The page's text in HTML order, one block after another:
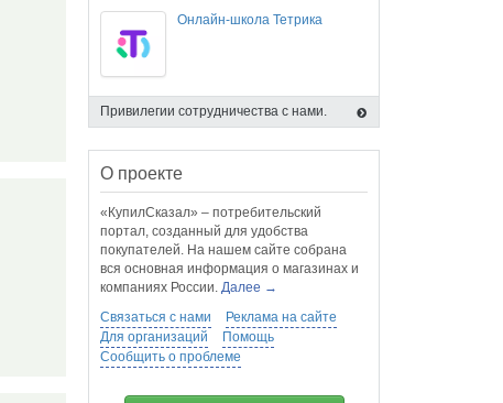
Онлайн-школа Тетрика
Привилегии сотрудничества с нами.
О проекте
«КупилСказал» – потребительский
портал, созданный для удобства
покупателей. На нашем сайте собрана
вся основная информация о магазинах и
компаниях России. Далее →
Связаться с нами
Реклама на сайте
Для организаций
Помощь
Сообщить о проблеме